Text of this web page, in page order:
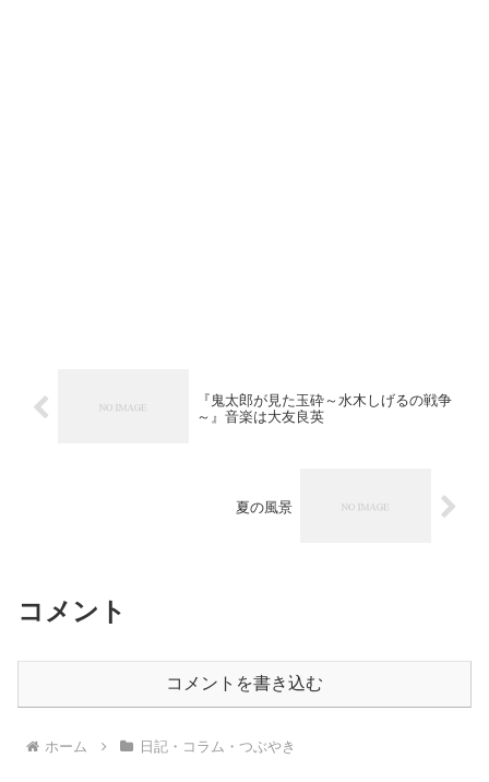
『鬼太郎が見た玉砕～水木しげるの戦争
～』音楽は大友良英
夏の風景
コメント
コメントを書き込む
ホーム 日記・コラム・つぶやき